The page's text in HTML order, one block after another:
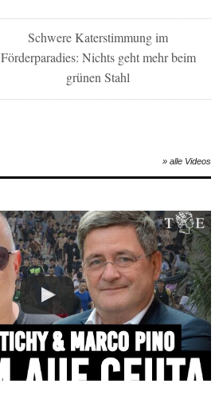
Schwere Katerstimmung im
Förderparadies: Nichts geht mehr beim
grünen Stahl
» alle Videos